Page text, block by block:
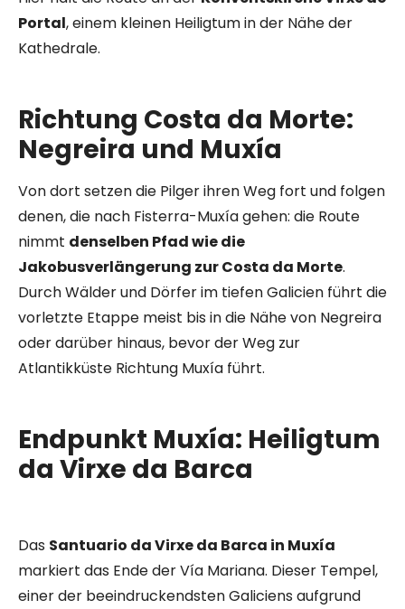
Portal, einem kleinen Heiligtum in der Nähe der
Kathedrale.
Richtung Costa da Morte:
Negreira und Muxía
Von dort setzen die Pilger ihren Weg fort und folgen
denen, die nach Fisterra-Muxía gehen: die Route
nimmt denselben Pfad wie die
Jakobusverlängerung zur Costa da Morte.
Durch Wälder und Dörfer im tiefen Galicien führt die
vorletzte Etappe meist bis in die Nähe von Negreira
oder darüber hinaus, bevor der Weg zur
Atlantikküste Richtung Muxía führt.
Endpunkt Muxía: Heiligtum
da Virxe da Barca
Das Santuario da Virxe da Barca in Muxía
markiert das Ende der Vía Mariana. Dieser Tempel,
einer der beeindruckendsten Galiciens aufgrund